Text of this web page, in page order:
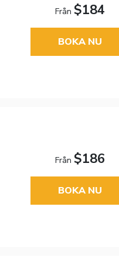
Från$184
BOKA NU
Från$186
BOKA NU